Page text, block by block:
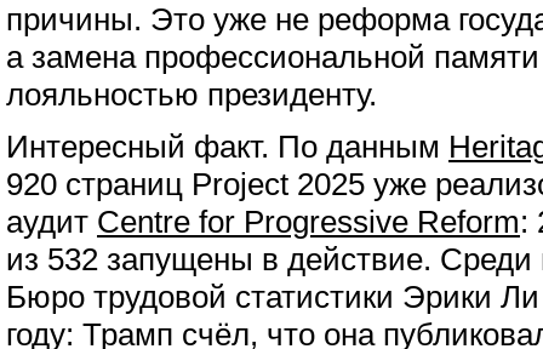
причины. Это уже не реформа
а замена профессиональной памяти
лояльностью президенту.
Интересный факт. По данным
920 страниц Project 2025 уже
аудит Centre for Progressive Reform:
из 532 запущены в действие. Среди
Бюро трудовой статистики Эрики
году: Трамп счёл, что она